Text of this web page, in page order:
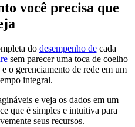
você precisa que
do desempenho decada
sem parecer uma toca de coelho
o gerenciamento de rede em um
integral.
e veja os dados em um
que é simples e intuitiva para
seus recursos.